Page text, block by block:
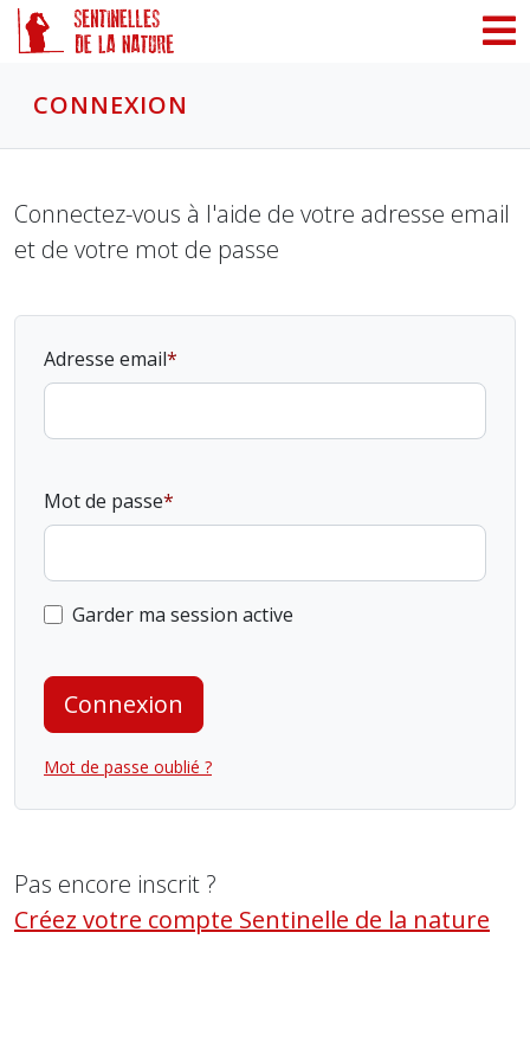
CONNEXION
Connectez-vous à l'aide de votre adresse email
et de votre mot de passe
Adresse email
Mot de passe
Garder ma session active
Connexion
Mot de passe oublié ?
Pas encore inscrit ?
Créez votre compte Sentinelle de la nature
Panneau de gestion des cookies